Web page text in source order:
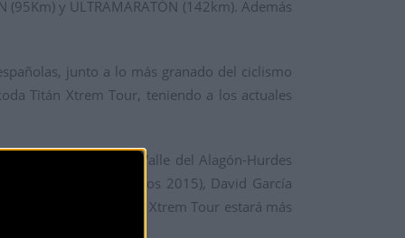
y ULTRAMARATÓN (142km). Además
junto a lo más granado del ciclismo
Titán Xtrem Tour, teniendo a los actuales
de la Titán Valle del Alagón-Hurdes
de la Titán de los Ríos 2015), David García
nacional. Skoda Titán Xtrem Tour estará más